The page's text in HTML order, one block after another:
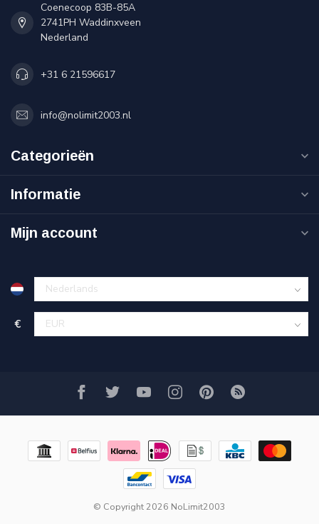
Coenecoop 83B-85A
2741PH Waddinxveen
Nederland
+31 6 21596617
info@nolimit2003.nl
Categorieën
Informatie
Mijn account
€
© Copyright 2026 NoLimit2003